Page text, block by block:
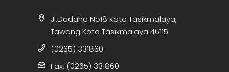
Jl.Dadaha No18 Kota Tasikmalaya,
Tawang Kota Tasikmalaya 46115
(0265) 331860
Fax. (0265) 331860